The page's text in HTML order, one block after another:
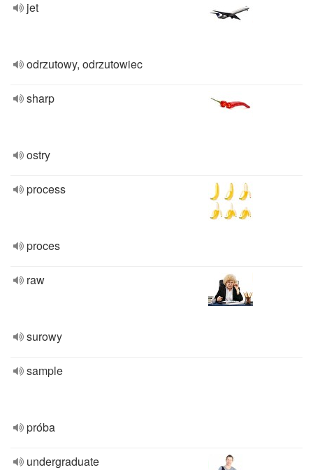
jet
odrzutowy, odrzutowiec
sharp
ostry
process
proces
raw
surowy
sample
próba
undergraduate